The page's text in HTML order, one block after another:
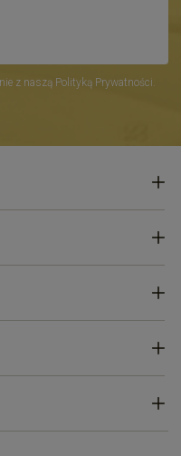
z naszą Polityką Prywatności.